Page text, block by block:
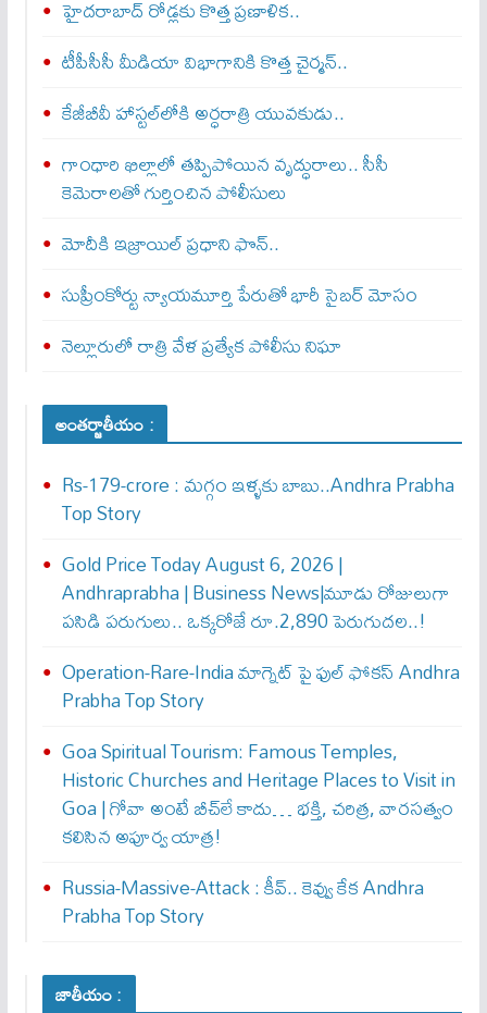
హైదరాబాద్ రోడ్లకు కొత్త ప్రణాళిక..
టీపీసీసీ మీడియా విభాగానికి కొత్త చైర్మన్..
కేజీబీవీ హాస్టల్‌లోకి అర్ధరాత్రి యువకుడు..
గాంధారి ఖిల్లాలో తప్పిపోయిన వృద్ధురాలు.. సీసీ
కెమెరాలతో గుర్తించిన పోలీసులు
మోదీకి ఇజ్రాయిల్ ప్ర‌ధాని ఫొన్..
సుప్రీంకోర్టు న్యాయమూర్తి పేరుతో భారీ సైబర్ మోసం
నెల్లూరులో రాత్రి వేళ ప్రత్యేక పోలీసు నిఘా
అంతర్జాతీయం :
Rs-179-crore : మ‌గ్గం ఇళ్ళ‌కు బాబు..Andhra Prabha
Top Story
Gold Price Today August 6, 2026 |
Andhraprabha | Business News|మూడు రోజులుగా
పసిడి పరుగులు.. ఒక్కరోజే రూ.2,890 పెరుగుద‌ల‌..!
Operation-Rare-India మాగ్నెట్ పై ఫుల్ ఫోక‌స్ Andhra
Prabha Top Story
Goa Spiritual Tourism: Famous Temples,
Historic Churches and Heritage Places to Visit in
Goa | గోవా అంటే బీచ్‌లే కాదు… భక్తి, చరిత్ర, వారసత్వం
కలిసిన అపూర్వ యాత్ర!
Russia-Massive-Attack : కీవ్‌.. కెవ్వు కేక‌ Andhra
Prabha Top Story
జాతీయం :